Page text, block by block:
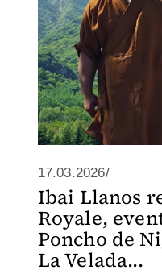
17.03.2026/
Ibai Llanos
Royale,
Poncho de
La Velada...